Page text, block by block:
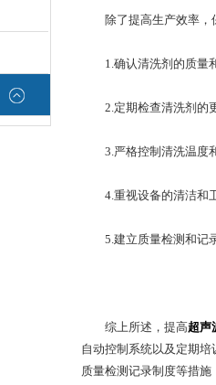
除了提高生产效率，保
1.确认清洗剂的质量和
2.定期检查清洗剂的更
3.严格控制清洗温度和
4.重视设备的清洁和卫
5.建立质量检测和记录
综上所述，提高超声
自动控制系统以及定期
质量检测记录制度等措